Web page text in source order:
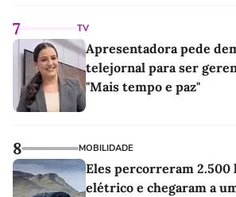
7 TV
Apresentadora pede
telejornal para ser
"Mais tempo e paz"
8 MOBILIDADE
Eles percorreram 2.500
elétrico e chegaram a